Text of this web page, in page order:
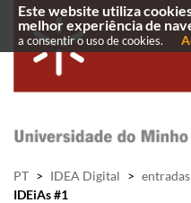
PT > IDEA Digital > entradas
IDEiAs #1
Este website utiliza
melhor experiência de
a consentir o uso de cookies.